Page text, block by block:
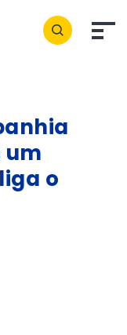
um
o